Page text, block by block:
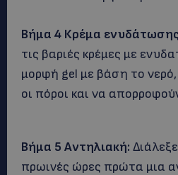
Βήμα 4 Κρέμα
τις βαριές κρέμες με
μορφή gel με βάση το
οι πόροι και να
Βήμα 5 Αντηλιακή:
πρωινές ώρες πρώτα μια